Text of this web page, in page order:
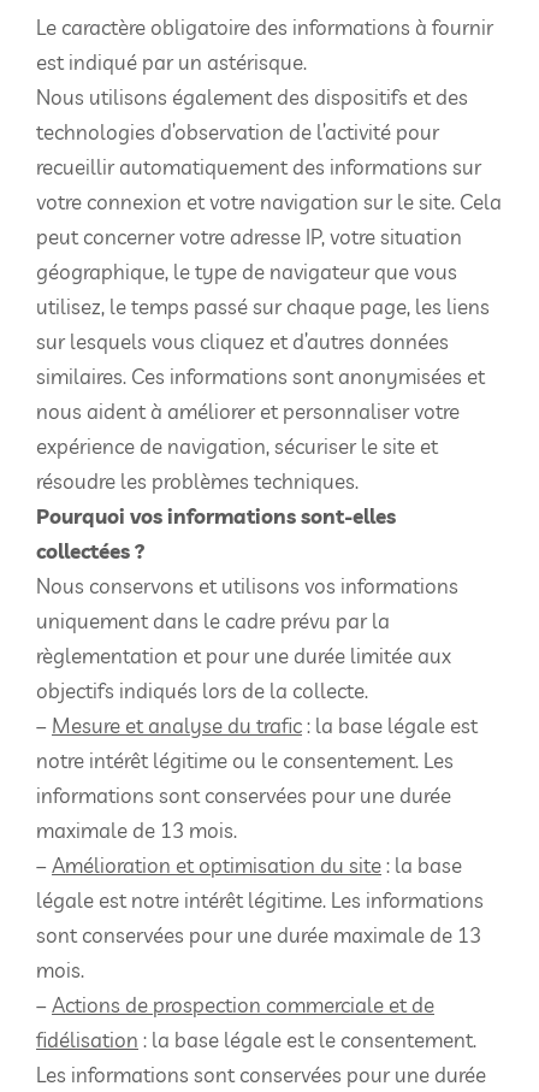
Le caractère obligatoire des informations à fournir
est indiqué par un astérisque.
Nous utilisons également des dispositifs et des
technologies d’observation de l’activité pour
recueillir automatiquement des informations sur
votre connexion et votre navigation sur le site. Cela
peut concerner votre adresse IP, votre situation
géographique, le type de navigateur que vous
utilisez, le temps passé sur chaque page, les liens
sur lesquels vous cliquez et d’autres données
similaires. Ces informations sont anonymisées et
nous aident à améliorer et personnaliser votre
expérience de navigation, sécuriser le site et
résoudre les problèmes techniques.
Pourquoi vos informations sont-elles
collectées ?
Nous conservons et utilisons vos informations
uniquement dans le cadre prévu par la
règlementation et pour une durée limitée aux
objectifs indiqués lors de la collecte.
– Mesure et analyse du trafic: la base légale est
notre intérêt légitime ou le consentement. Les
informations sont conservées pour une durée
maximale de 13 mois.
–Amélioration et optimisation du site: la base
légale est notre intérêt légitime. Les informations
sont conservées pour une durée maximale de 13
mois.
–Actions de prospection commerciale et de
fidélisation : la base légale est le consentement.
Les informations sont conservées pour une durée